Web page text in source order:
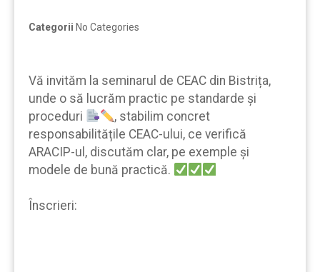
Categorii No Categories
Vă invităm la seminarul de CEAC din Bistrița,
unde o să lucrăm practic pe standarde şi
proceduri
, stabilim concret
responsabilitățile CEAC-ului, ce verifică
ARACIP-ul, discutăm clar, pe exemple şi
modele de bună practică.
Înscrieri: